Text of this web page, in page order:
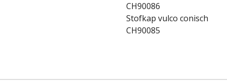
CH90086
Stofkap vulco conisch
CH90085